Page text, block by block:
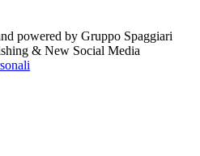
powered by Gruppo Spaggiari
& New Social Media